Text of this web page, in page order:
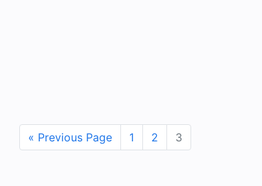
« Previous Page 1 2 3